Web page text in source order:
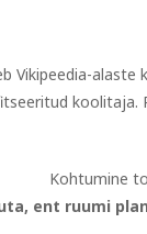
Vikipeedia-
Kohtumine
ent ruumi